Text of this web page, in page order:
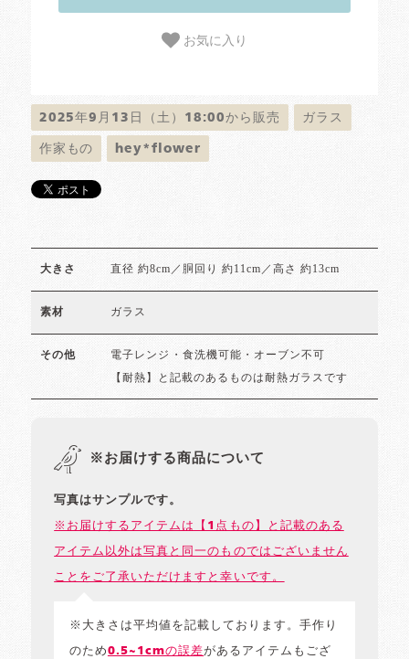
お気に入り
2025年9月13日（土）18:00から販売 ガラス
作家もの hey*flower
大きさ 直径 約8cm／胴回り 約11cm／高さ 約13cm
素材 ガラス
その他 電子レンジ・食洗機可能・オーブン不可
【耐熱】と記載のあるものは耐熱ガラスです
※お届けする商品について
写真はサンプルです。
※お届けするアイテムは【1点もの】と記載のある
アイテム以外は写真と同一のものではございません
ことをご了承いただけますと幸いです。
※大きさは平均値を記載しております。手作り
のため0.5~1cmの誤差があるアイテムもござ